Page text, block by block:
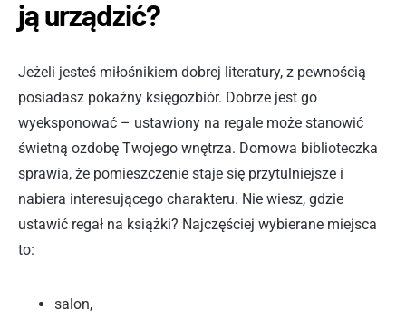
ją urządzić?
Jeżeli jesteś miłośnikiem dobrej literatury, z pewnością
posiadasz pokaźny księgozbiór. Dobrze jest go
wyeksponować – ustawiony na regale może stanowić
świetną ozdobę Twojego wnętrza. Domowa biblioteczka
sprawia, że pomieszczenie staje się przytulniejsze i
nabiera interesującego charakteru. Nie wiesz, gdzie
ustawić regał na książki? Najczęściej wybierane miejsca
to:
salon,